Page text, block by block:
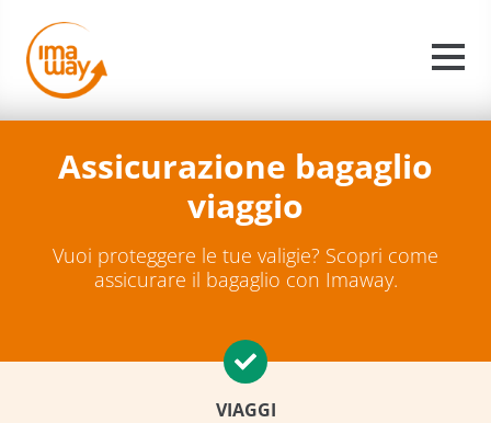
Assicurazione bagaglio
viaggio
Vuoi proteggere le tue valigie? Scopri come
assicurare il bagaglio con Imaway.
VIAGGI